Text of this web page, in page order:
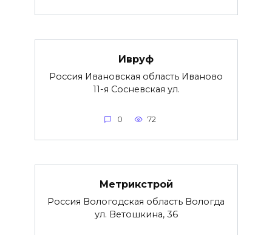
Ивруф
Россия Ивановская область Иваново
11-я Сосневская ул.
0 72
Метрикстрой
Россия Вологодская область Вологда
ул. Ветошкина, 36